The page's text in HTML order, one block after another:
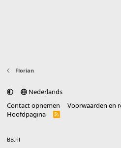
Florian
Nederlands
Contact opnemen
Voorwaarden en
Hoofdpagina
R
BB.nl